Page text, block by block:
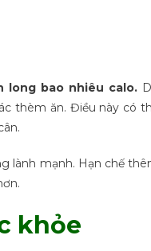
long bao nhiêu calo.
thèm ăn. Điều này có
lành mạnh. Hạn chế
khỏe